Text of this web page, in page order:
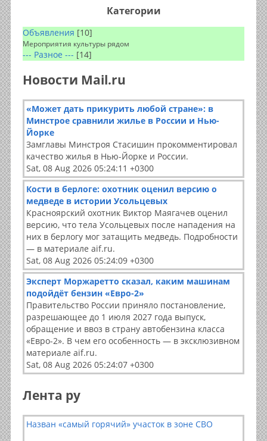
Категории
Объявления [10]
Мероприятия культуры рядом
--- Разное --- [14]
Новости Mail.ru
«Может дать прикурить любой стране»: в
Минстрое сравнили жилье в России и Нью-
Йорке
Замглавы Минстроя Стасишин прокомментировал
качество жилья в Нью-Йорке и России.
Sat, 08 Aug 2026 05:24:11 +0300
Кости в берлоге: охотник оценил версию о
медведе в истории Усольцевых
Красноярский охотник Виктор Маягачев оценил
версию, что тела Усольцевых после нападения на
них в берлогу мог затащить медведь. Подробности
— в материале aif.ru.
Sat, 08 Aug 2026 05:24:09 +0300
Эксперт Моржаретто сказал, каким машинам
подойдёт бензин «Евро-2»
Правительство России приняло постановление,
разрешающее до 1 июля 2027 года выпуск,
обращение и ввоз в страну автобензина класса
«Евро-2». В чем его особенность — в эксклюзивном
материале aif.ru.
Sat, 08 Aug 2026 05:24:07 +0300
Лента ру
Назван «самый горячий» участок в зоне СВО